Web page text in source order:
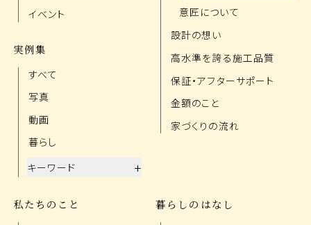
イベント
実例集
すべて
写真
動画
暮らし
キーワード
+
意匠について
設計の想い
高水準を誇る施工品質
保証・アフターサポート
金額のこと
家づくりの流れ
私たちのこと 暮らしのはなし